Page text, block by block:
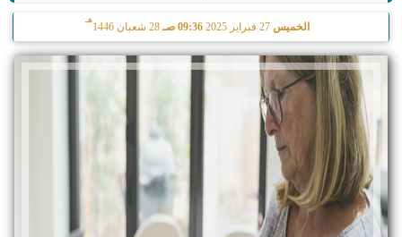
الخميس 09:36 صـ 28 شعبان 1446
هـ